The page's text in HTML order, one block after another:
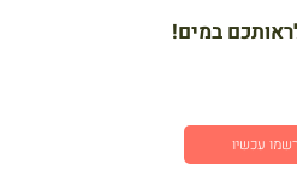
במים!
עכשיו